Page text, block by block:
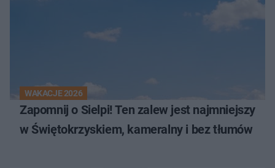
WAKACJE 2026
Zapomnij o Sielpi! Ten zalew jest najmniejszy
w Świętokrzyskiem, kameralny i bez tłumów